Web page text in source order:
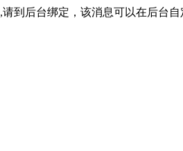
到后台绑定，该消息可以在后台自